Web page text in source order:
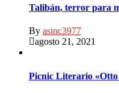
Talibán, terror para
By asinc3977
agosto 21, 2021
Picnic Literario